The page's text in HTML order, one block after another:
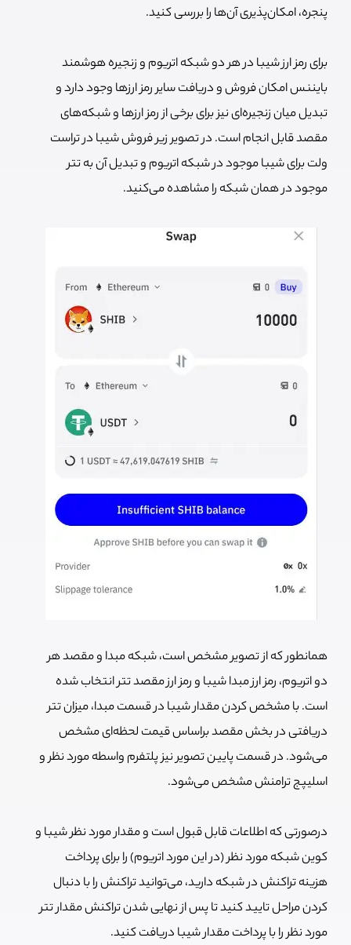
پنجره، امکان‌پذیری آن‌ها را بررسی کنید.
برای رمز ارز شیبا در هر دو شبکه اتریوم و زنجیره هوشمند
بایننس امکان فروش و دریافت سایر رمز ارزها وجود دارد و
تبدیل میان زنجیره‌ای نیز برای برخی از رمز ارزها و شبکه‌های
مقصد قابل انجام است. در تصویر زیر فروش شیبا در تراست
ولت برای شیبا موجود در شبکه اتریوم و تبدیل آن به تتر
موجود در همان شبکه را مشاهده می‌کنید.
همانطور که از تصویر مشخص است، شبکه مبدا و مقصد هر
دو اتریوم، رمز ارز مبدا شیبا و رمز ارز مقصد تتر انتخاب شده
است. با مشخص کردن مقدار شیبا در قسمت مبدا، میزان تتر
دریافتی در بخش مقصد براساس قیمت لحظه‌ای مشخص
می‌شود. در قسمت پایین تصویر نیز پلتفرم واسطه مورد نظر و
اسلیپج ترامنش مشخص می‌شود.
درصورتی که اطلاعات قابل قبول است و مقدار مورد نظر شیبا و
کوین شبکه مورد نظر (در این مورد اتریوم) را برای پرداخت
هزینه تراکنش در شبکه دارید، می‌توانید تراکنش را با دنبال
کردن مراحل تایید کنید تا پس از نهایی شدن تراکنش مقدار تتر
مورد نظر را با پرداخت مقدار شیبا دریافت کنید.